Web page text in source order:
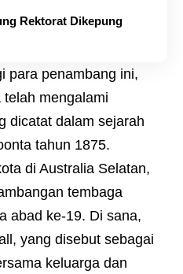
Rektorat Dikepung
para penambang ini,
mengalami
dicatat dalam sejarah
tahun 1875.
di Australia Selatan,
tembaga
abad ke-19. Di sana,
yang disebut sebagai
keluarga dan